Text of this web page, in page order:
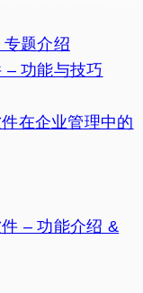
题介绍
– 功能与技巧
在企业管理中的
– 功能介绍 &